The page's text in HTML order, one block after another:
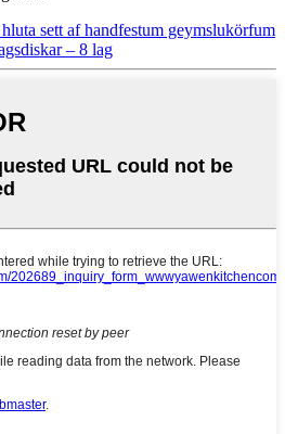
sett af handfestum geymslukörfum
– 8 lag